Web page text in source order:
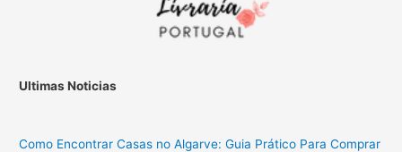
Ultimas Noticias
Como Encontrar Casas no Algarve: Guia Prático Para Comprar